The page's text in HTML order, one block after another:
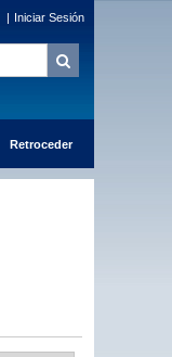
| Iniciar Sesión
Retroceder